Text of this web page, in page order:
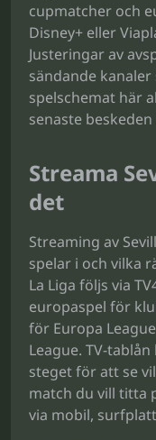
cupmatcher och
Disney+ eller
Justeringar av
sändande
spelschemat här
senaste
Streama
det
Streaming av
spelar i och vilka
La Liga följs via
europaspel för
för Europa
League. TV-
steget för att se
match du vill titta
via mobil,